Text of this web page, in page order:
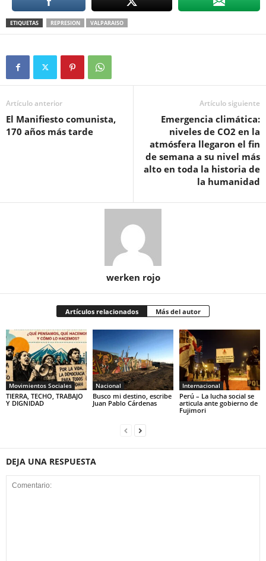
ETIQUETAS REPRESION VALPARAISO
Artículo anterior
El Manifiesto comunista,
170 años más tarde
Artículo siguiente
Emergencia climática:
niveles de CO2 en la
atmósfera llegaron el fin
de semana a su nivel más
alto en toda la historia de
la humanidad
werken rojo
Artículos relacionados Más del autor
Movimientos Sociales
TIERRA, TECHO, TRABAJO
Y DIGNIDAD
Nacional
Busco mi destino, escribe
Juan Pablo Cárdenas
Internacional
Perú – La lucha social se
articula ante gobierno de
Fujimori
DEJA UNA RESPUESTA